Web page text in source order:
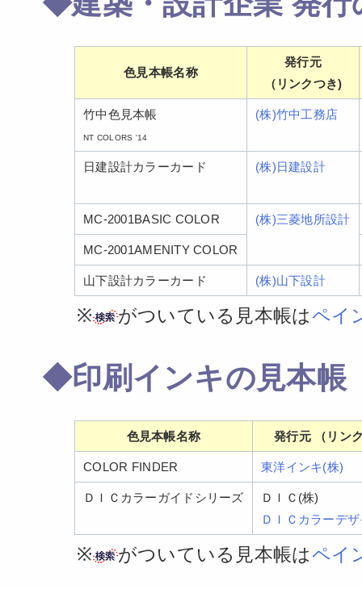
色見本帳名称
発行元
（リンクつき)
竹中色見本帳
NT COLORS '14
(株)竹中工務店
日建設計カラーカード (株)日建設計
MC-2001BASIC COLOR (株)三菱地所設計
MC-2001AMENITY COLOR
山下設計カラーカード (株)山下設計
※ がついている見本帳はペイ
◆印刷インキの見本帳
色見本帳名称 発行元 （リン
COLOR FINDER 東洋インキ(株)
ＤＩＣカラーガイドシリーズ
ＤＩＣ(株)
ＤＩＣカラーデ
※ がついている見本帳はペイ